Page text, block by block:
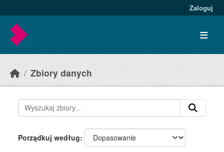
Zaloguj
Zbiory danych
Porządkuj według